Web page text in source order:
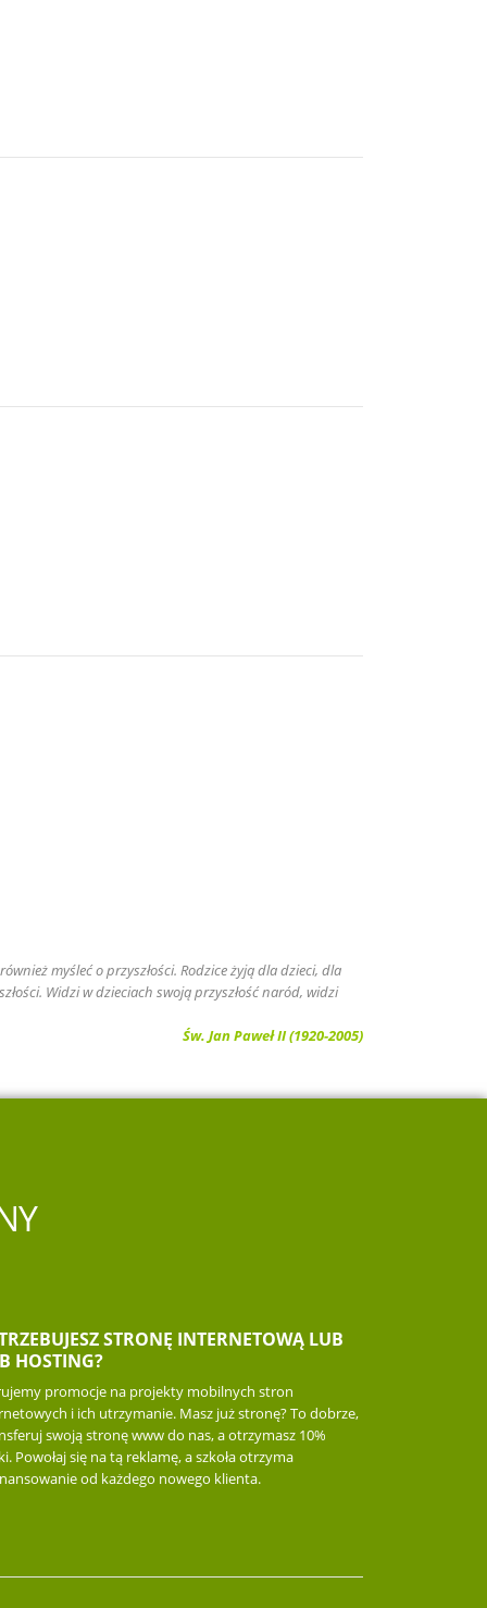
myśleć o przyszłości. Rodzice żyją dla dzieci, dla
Widzi w dzieciach swoją przyszłość naród, widzi
Św. Jan Paweł II (1920-2005)
STRONĘ INTERNETOWĄ LUB
HOSTING?
promocje na projekty mobilnych stron
i ich utrzymanie. Masz już stronę? To dobrze,
swoją stronę www do nas, a otrzymasz 10%
Powołaj się na tą reklamę, a szkoła otrzyma
od każdego nowego klienta.